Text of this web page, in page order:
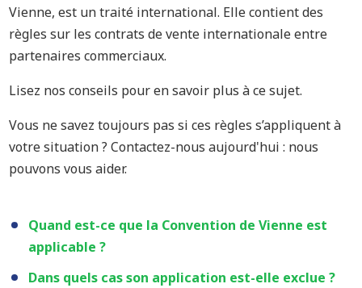
Vienne, est un traité international. Elle contient des
règles sur les contrats de vente internationale entre
partenaires commerciaux.
Lisez nos conseils pour en savoir plus à ce sujet.
Vous ne savez toujours pas si ces règles s’appliquent à
votre situation ? Contactez-nous aujourd'hui : nous
pouvons vous aider.
Quand est-ce que la Convention de Vienne est
applicable ?
Dans quels cas son application est-elle exclue ?